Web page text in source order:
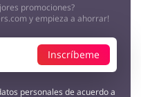
promociones?
y empieza a ahorrar!
Inscríbeme
personales de acuerdo a